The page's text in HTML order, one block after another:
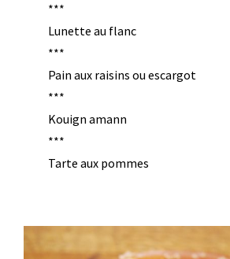
***
Lunette au flanc
***
Pain aux raisins ou escargot
***
Kouign amann
***
Tarte aux pommes